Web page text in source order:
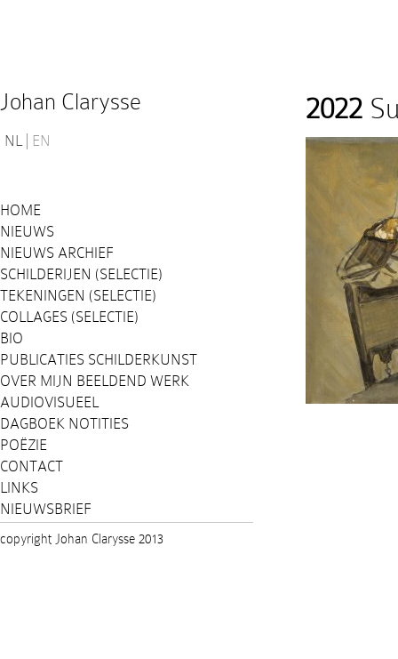
Johan Clarysse
NL EN
HOME
NIEUWS
NIEUWS ARCHIEF
SCHILDERIJEN (SELECTIE)
TEKENINGEN (SELECTIE)
COLLAGES (SELECTIE)
BIO
PUBLICATIES SCHILDERKUNST
OVER MIJN BEELDEND WERK
AUDIOVISUEEL
DAGBOEK NOTITIES
POËZIE
CONTACT
LINKS
NIEUWSBRIEF
2022
copyright Johan Clarysse 2013